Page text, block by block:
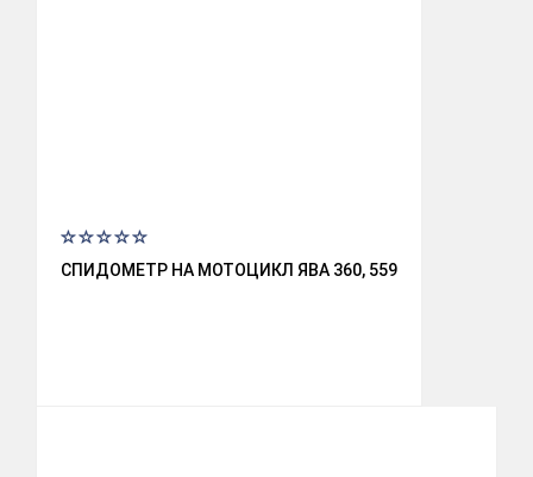
СПИДОМЕТР НА МОТОЦИКЛ ЯВА 360, 559